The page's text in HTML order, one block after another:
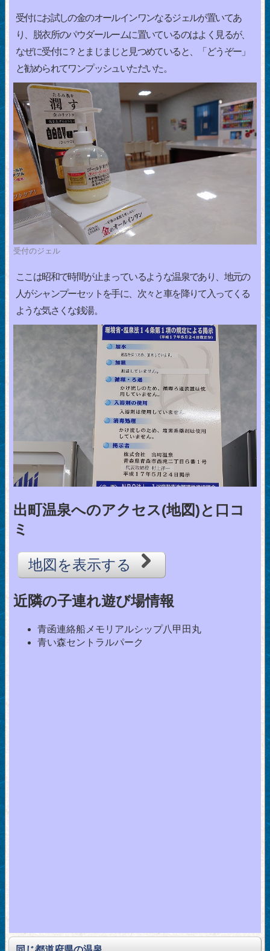
受付にお試しの金のオールインワンなるジェルが置いてあ
り、脱衣所のパウダールームに置いているのはよく見るが、
なぜに受付に？とまじまじと見つめていると、「どうぞー」
と勧められてワンプッシュいただいた。
受付のジェル
ここは昭和で時間が止まっているような温泉であり、地元の
人がシャンプーセットを手に、次々と車を降りて入ってくる
ような気さくな銭湯。
出町温泉へのアクセス(地図)と口コ
ミ
地図を表示する
近隣の子連れ遊び場情報
青函連絡船メモリアルシップ八甲田丸
青い森セントラルパーク